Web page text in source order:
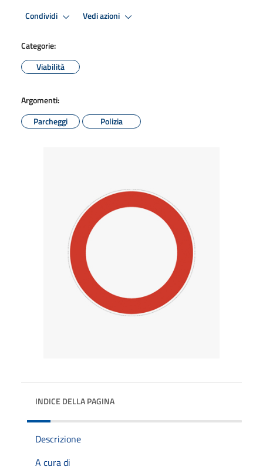
Condividi Vedi azioni
Categorie:
Viabilità
Argomenti:
Parcheggi
Polizia
INDICE DELLA PAGINA
Descrizione
A cura di